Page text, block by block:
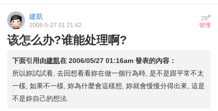
28#
建凱
管理
2006-5-27 01:21:42
该怎么办?谁能处理啊?
下面引用由建凱在 2006/05/27 01:16am 發表的內容：
所以妳試試看, 去回想看看妳在做一個行為時, 是不是跟平常不太
一樣, 如果不一樣, 妳為什麼會這樣想, 妳就會慢慢分得出來, 這是
不是妳自己的想法.